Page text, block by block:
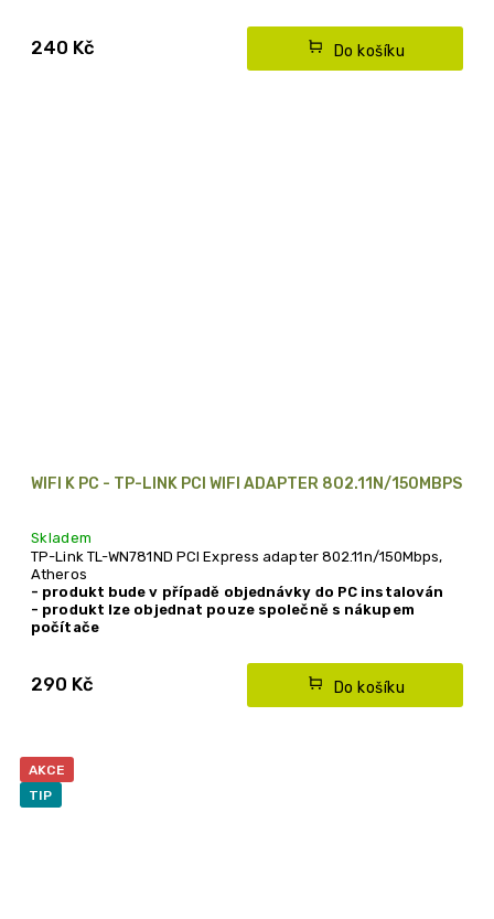
240 Kč Do košíku
WIFI K PC - TP-LINK PCI WIFI ADAPTER 802.11N/150MBPS
Skladem
290 Kč Do košíku
TP-Link TL-WN781ND PCI Express adapter 802.11n/150Mbps,
Atheros
- produkt bude v případě objednávky do PC instalován
- produkt lze objednat pouze společně s nákupem
počítače
AKCE
TIP